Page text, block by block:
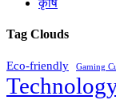
कृषि
Tag Clouds
Eco-friendly Gaming